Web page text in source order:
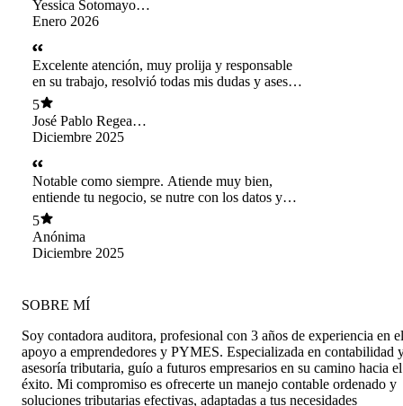
Yessica Sotomayor
Acum
Enero 2026
Excelente atención, muy prolija y responsable
en su trabajo, resolvió todas mis dudas y asesoró
perfectamente. Recomiendo sin duda!
5
José Pablo Regeasse
Pérez
Diciembre 2025
Notable como siempre. Atiende muy bien,
entiende tu negocio, se nutre con los datos y
elabora un excelente plan a tu medida. Un 7.
5
Anónima
Diciembre 2025
SOBRE MÍ
Soy contadora auditora, profesional con 3 años de experiencia en el
apoyo a emprendedores y PYMES. Especializada en contabilidad
asesoría tributaria, guío a futuros empresarios en su camino hacia el
éxito. Mi compromiso es ofrecerte un manejo contable ordenado y
soluciones tributarias efectivas, adaptadas a tus necesidades